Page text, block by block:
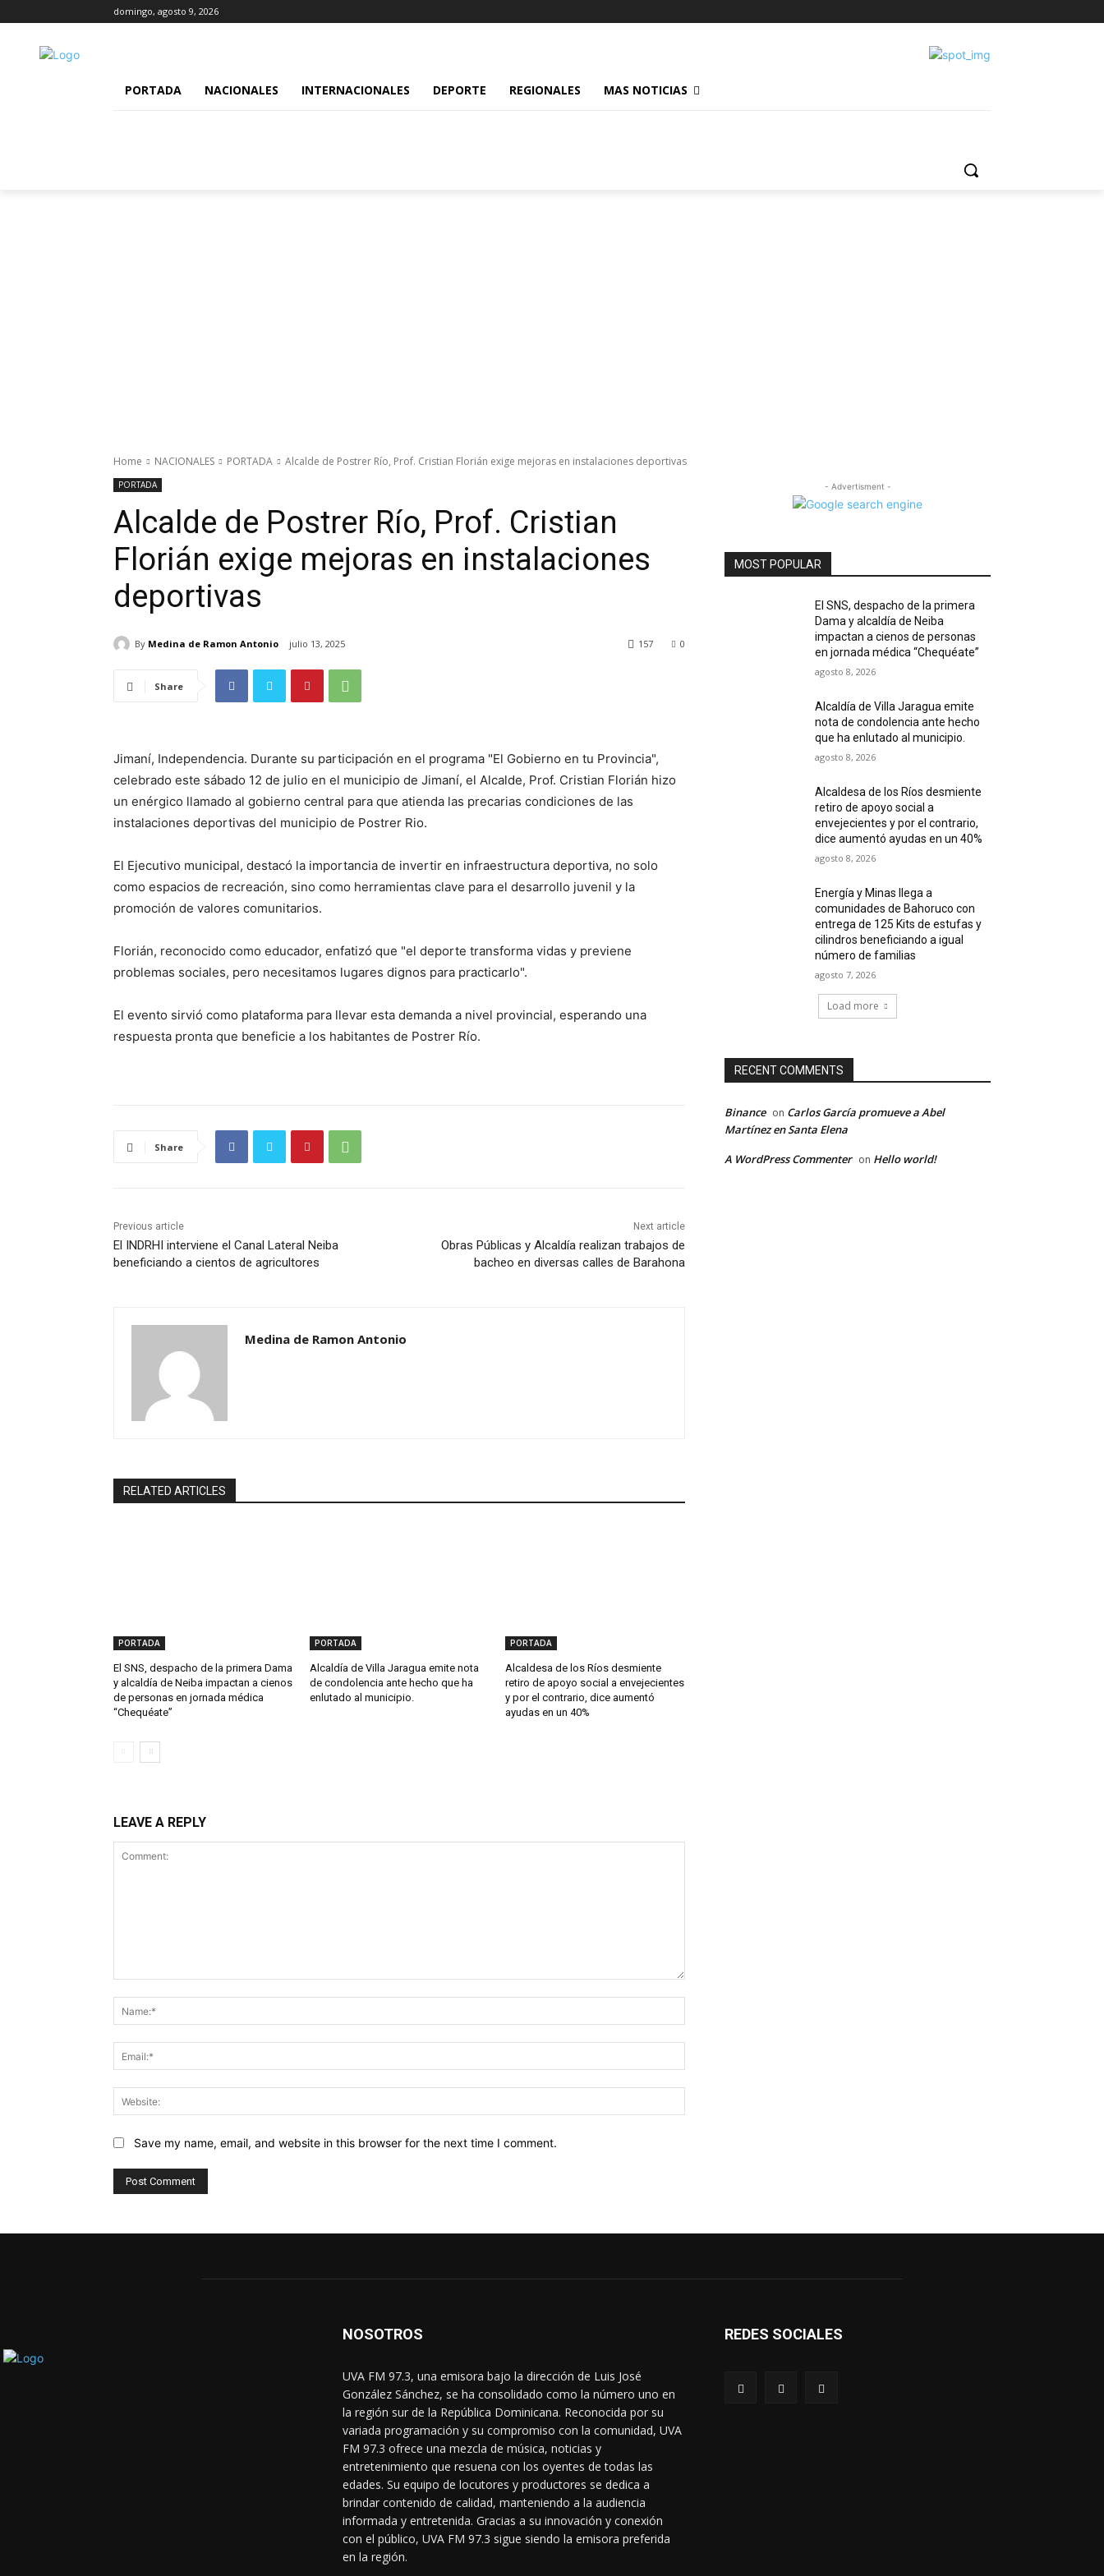
domingo, agosto 9, 2026
PORTADA NACIONALES INTERNACIONALES DEPORTE REGIONALES MAS NOTICIAS
Home NACIONALES PORTADA Alcalde de Postrer Río, Prof. Cristian Florián exige mejoras en instalaciones deportivas
PORTADA
Alcalde de Postrer Río, Prof. Cristian
Florián exige mejoras en instalaciones
deportivas
By Medina de Ramon Antonio julio 13, 2025 0
157
Share
Jimaní, Independencia. Durante su participación en el programa "El Gobierno en tu Provincia",
celebrado este sábado 12 de julio en el municipio de Jimaní, el Alcalde, Prof. Cristian Florián hizo
un enérgico llamado al gobierno central para que atienda las precarias condiciones de las
instalaciones deportivas del municipio de Postrer Rio.
El Ejecutivo municipal, destacó la importancia de invertir en infraestructura deportiva, no solo
como espacios de recreación, sino como herramientas clave para el desarrollo juvenil y la
promoción de valores comunitarios.
Florián, reconocido como educador, enfatizó que "el deporte transforma vidas y previene
problemas sociales, pero necesitamos lugares dignos para practicarlo".
El evento sirvió como plataforma para llevar esta demanda a nivel provincial, esperando una
respuesta pronta que beneficie a los habitantes de Postrer Río.
Share
Previous article
El INDRHI interviene el Canal Lateral Neiba
beneficiando a cientos de agricultores
Next article
Obras Públicas y Alcaldía realizan trabajos de
bacheo en diversas calles de Barahona
Medina de Ramon Antonio
RELATED ARTICLES
PORTADA
El SNS, despacho de la primera Dama
y alcaldía de Neiba impactan a cienos
de personas en jornada médica
“Chequéate”
PORTADA
Alcaldía de Villa Jaragua emite nota
de condolencia ante hecho que ha
enlutado al municipio.
PORTADA
Alcaldesa de los Ríos desmiente
retiro de apoyo social a envejecientes
y por el contrario, dice aumentó
ayudas en un 40%
LEAVE A REPLY
Save my name, email, and website in this browser for the next time I comment.
- Advertisment -
MOST POPULAR
El SNS, despacho de la primera
Dama y alcaldía de Neiba
impactan a cienos de personas
en jornada médica “Chequéate”
agosto 8, 2026
Alcaldía de Villa Jaragua emite
nota de condolencia ante hecho
que ha enlutado al municipio.
agosto 8, 2026
Alcaldesa de los Ríos desmiente
retiro de apoyo social a
envejecientes y por el contrario,
dice aumentó ayudas en un 40%
agosto 8, 2026
Energía y Minas llega a
comunidades de Bahoruco con
entrega de 125 Kits de estufas y
cilindros beneficiando a igual
número de familias
agosto 7, 2026
Load more
RECENT COMMENTS
Binance on Carlos García promueve a Abel
Martínez en Santa Elena
A WordPress Commenter on Hello world!
NOSOTROS
UVA FM 97.3, una emisora bajo la dirección de Luis José
González Sánchez, se ha consolidado como la número uno en
la región sur de la República Dominicana. Reconocida por su
variada programación y su compromiso con la comunidad, UVA
FM 97.3 ofrece una mezcla de música, noticias y
entretenimiento que resuena con los oyentes de todas las
edades. Su equipo de locutores y productores se dedica a
brindar contenido de calidad, manteniendo a la audiencia
informada y entretenida. Gracias a su innovación y conexión
con el público, UVA FM 97.3 sigue siendo la emisora preferida
en la región.
REDES SOCIALES